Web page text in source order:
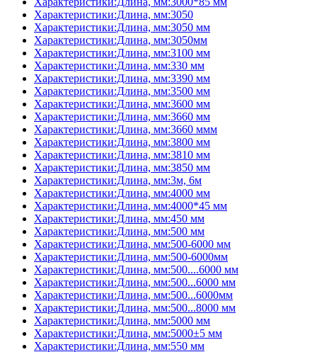
Характеристики:Длина, мм:3050
Характеристики:Длина, мм:3050 мм
Характеристики:Длина, мм:3050мм
Характеристики:Длина, мм:3100 мм
Характеристики:Длина, мм:330 мм
Характеристики:Длина, мм:3390 мм
Характеристики:Длина, мм:3500 мм
Характеристики:Длина, мм:3600 мм
Характеристики:Длина, мм:3660 мм
Характеристики:Длина, мм:3660 ммм
Характеристики:Длина, мм:3800 мм
Характеристики:Длина, мм:3810 мм
Характеристики:Длина, мм:3850 мм
Характеристики:Длина, мм:3м, 6м
Характеристики:Длина, мм:4000 мм
Характеристики:Длина, мм:4000*45 мм
Характеристики:Длина, мм:450 мм
Характеристики:Длина, мм:500 мм
Характеристики:Длина, мм:500-6000 мм
Характеристики:Длина, мм:500-6000мм
Характеристики:Длина, мм:500....6000 мм
Характеристики:Длина, мм:500...6000 мм
Характеристики:Длина, мм:500...6000мм
Характеристики:Длина, мм:500...8000 мм
Характеристики:Длина, мм:5000 мм
Характеристики:Длина, мм:5000±5 мм
Характеристики:Длина, мм:550 мм